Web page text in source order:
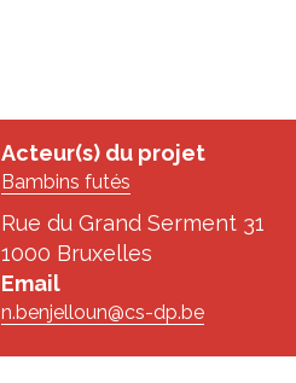
Acteur(s) du projet
Bambins futés
Rue du Grand Serment 31
1000 Bruxelles
Email
n.benjelloun@cs-dp.be